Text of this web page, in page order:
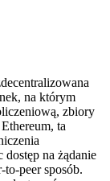
na którym
zbiory
ta
na żądanie
peer sposób.